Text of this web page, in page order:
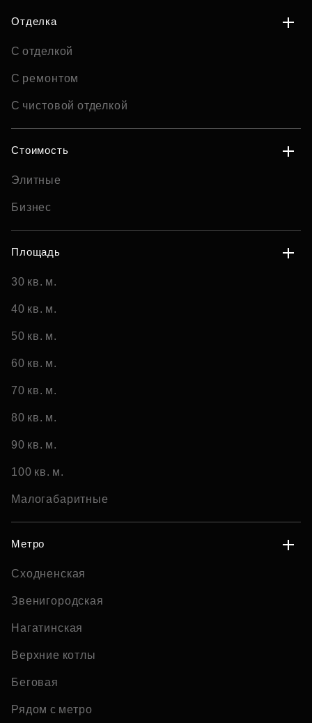
Отделка
С отделкой
С ремонтом
С чистовой отделкой
Стоимость
Элитные
Бизнес
Площадь
30 кв. м.
40 кв. м.
50 кв. м.
60 кв. м.
70 кв. м.
80 кв. м.
90 кв. м.
100 кв. м.
Малогабаритные
Метро
Сходненская
Звенигородская
Нагатинская
Верхние котлы
Беговая
Рядом с метро